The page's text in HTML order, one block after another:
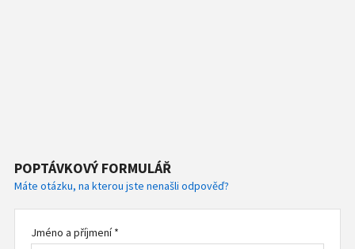
POPTÁVKOVÝ FORMULÁŘ
Máte otázku, na kterou jste nenašli odpověď?
Jméno a příjmení *